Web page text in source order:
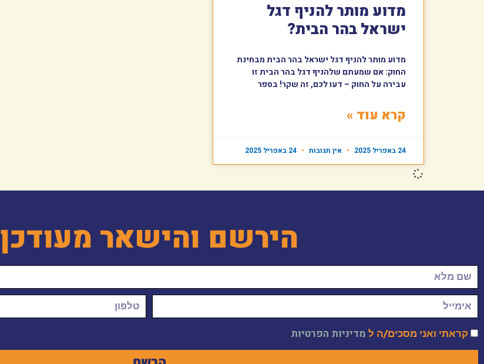
מדוע מותר להניף דגל
ישראל בהר הבית?
מדוע מותר להניף דגל ישראל בהר הבית מבחינת
החוק: אם שמעתם שלהניף דגל בהר הבית זו
עבירה על החוק – דעו לכם, זה שקר! בספר
קרא עוד »
24 באפריל 2025 אין תגובות
הירשם והישאר מעודכן
קראתי ואני מסכים/ה ל מדיניות הפרטיות